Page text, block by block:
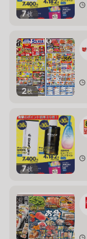
7枚
2枚
7枚